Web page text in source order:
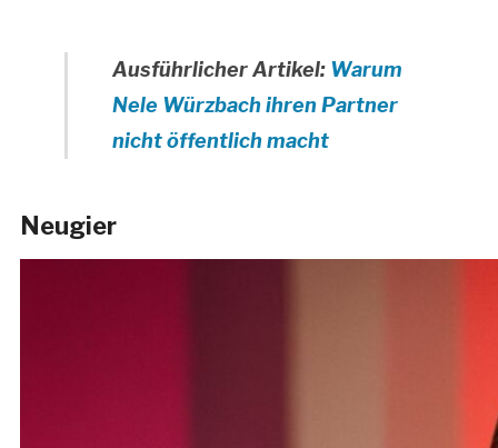
Ausführlicher Artikel: Warum
Nele Würzbach ihren Partner
nicht öffentlich macht
Neugier